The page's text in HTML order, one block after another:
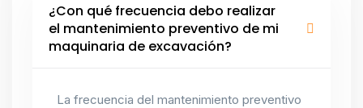
¿Con qué frecuencia debo realizar
el mantenimiento preventivo de mi
maquinaria de excavación?
La frecuencia del mantenimiento preventivo